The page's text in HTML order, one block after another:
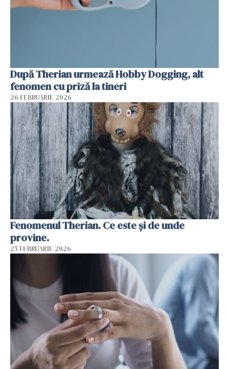
După Therian urmează Hobby Dogging, alt
fenomen cu priză la tineri
26 FEBRUARIE 2026
Fenomenul Therian. Ce este și de unde
provine.
25 FEBRUARIE 2026